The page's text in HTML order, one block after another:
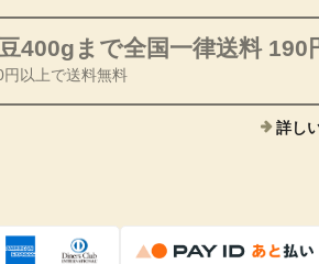
400gまで全国一律送料 190
以上で送料無料
詳し